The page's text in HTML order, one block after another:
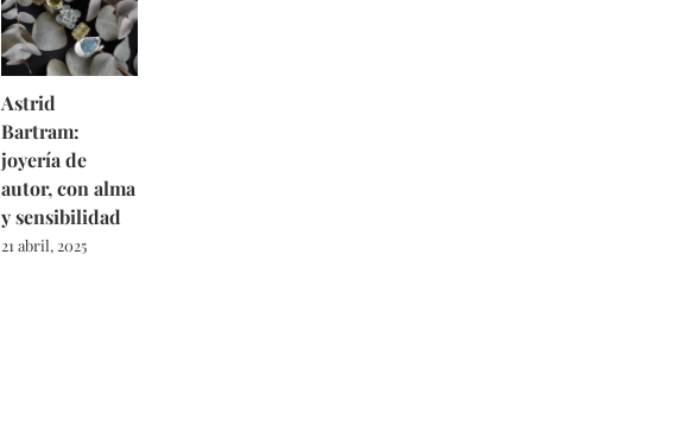
Astrid
Bartram:
joyería de
autor, con alma
y sensibilidad
21 abril, 2025